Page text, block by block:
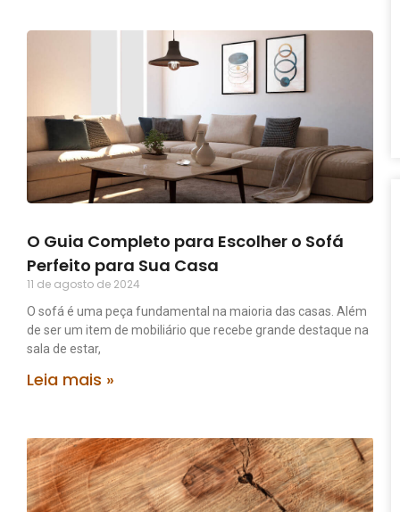
O Guia Completo para Escolher o Sofá
Perfeito para Sua Casa
11 de agosto de 2024
O sofá é uma peça fundamental na maioria das casas. Além
de ser um item de mobiliário que recebe grande destaque na
sala de estar,
Leia mais »